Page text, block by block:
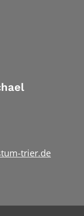
trier.de